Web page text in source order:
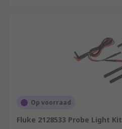
Op voorraad
Fluke 2128533 Probe Light Kit